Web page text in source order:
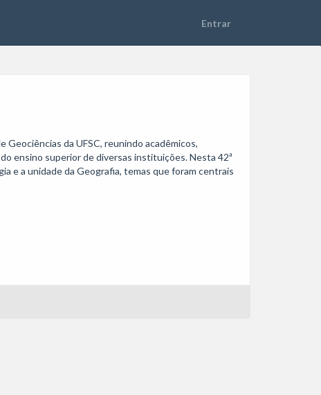
da UFSC, reunindo acadêmicos,
ensino superior de diversas instituições. Nesta 42ª
e a unidade da Geografia, temas que foram centrais